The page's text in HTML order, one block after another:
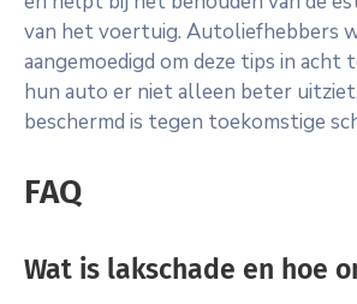
van het voertuig. Autoliefhebbers
aangemoedigd om deze tips in acht
hun auto er niet alleen beter
beschermd is tegen toekomstige
FAQ
Wat is lakschade en hoe